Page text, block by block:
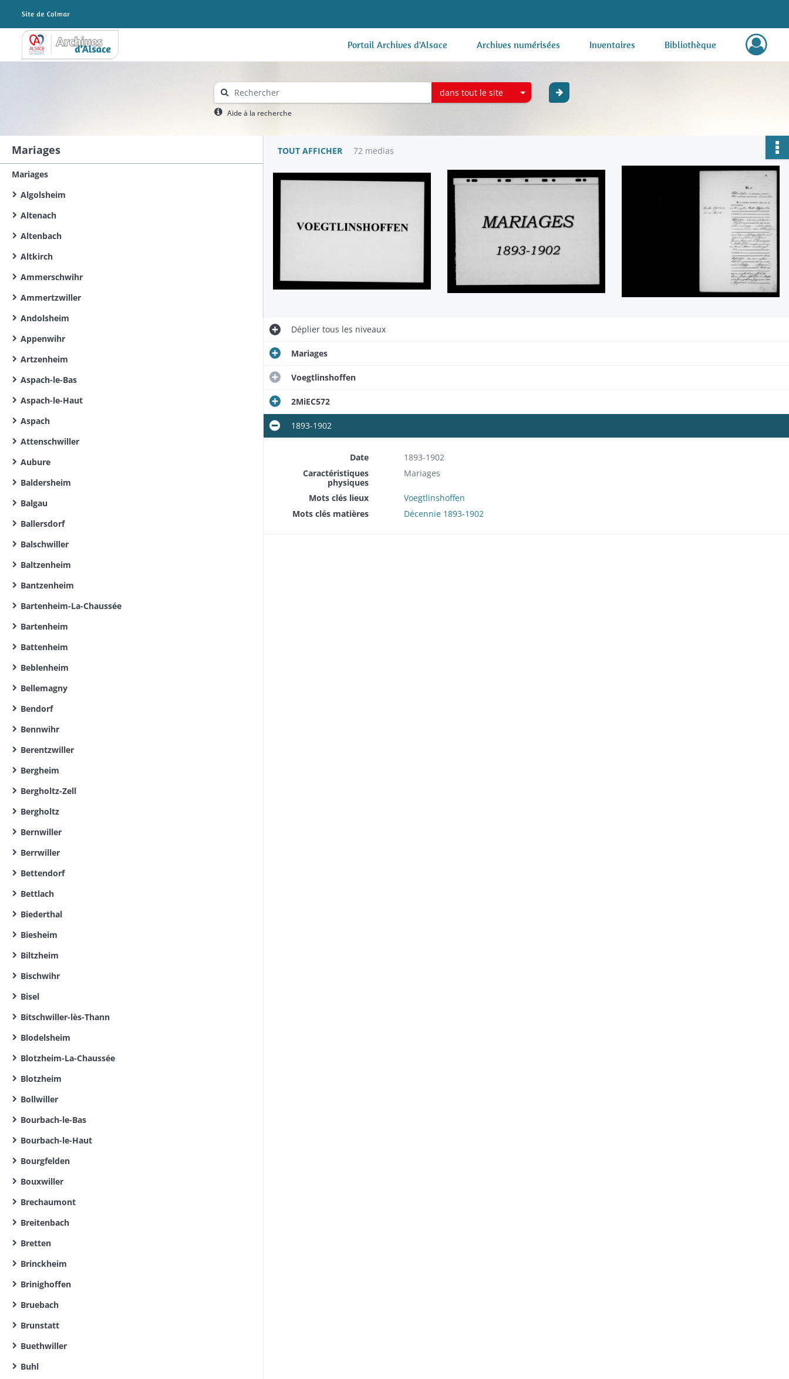
Archives Alsace - Colmar Portail Archives d'Alsace Archives numérisées Inventaires Bibliothèque
dans tout le site
Aide à la recherche
Mariages
Mariages
Algolsheim
Altenach
Altenbach
Altkirch
Ammerschwihr
Ammertzwiller
Andolsheim
Appenwihr
Artzenheim
Aspach-le-Bas
Aspach-le-Haut
Aspach
Attenschwiller
Aubure
Baldersheim
Balgau
Ballersdorf
Balschwiller
Baltzenheim
Bantzenheim
Bartenheim-La-Chaussée
Bartenheim
Battenheim
Beblenheim
Bellemagny
Bendorf
Bennwihr
Berentzwiller
Bergheim
Bergholtz-Zell
Bergholtz
Bernwiller
Berrwiller
Bettendorf
Bettlach
Biederthal
Biesheim
Biltzheim
Bischwihr
Bisel
Bitschwiller-lès-Thann
Blodelsheim
Blotzheim-La-Chaussée
Blotzheim
Bollwiller
Bourbach-le-Bas
Bourbach-le-Haut
Bourgfelden
Bouxwiller
Brechaumont
Breitenbach
Bretten
Brinckheim
Brinighoffen
Bruebach
Brunstatt
Buethwiller
Buhl
TOUT AFFICHER 72 medias
Dépliertous les niveaux
Mariages
Voegtlinshoffen
2MiEC572
1893-1902
Date
1893-1902
Caractéristiques
physiques
Mariages
Mots clés lieux
Voegtlinshoffen
Mots clés matières
Décennie 1893-1902